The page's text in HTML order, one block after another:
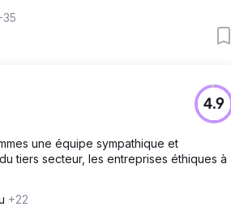
4.9
une équipe sympathique et
tiers secteur, les entreprises éthiques à
+22